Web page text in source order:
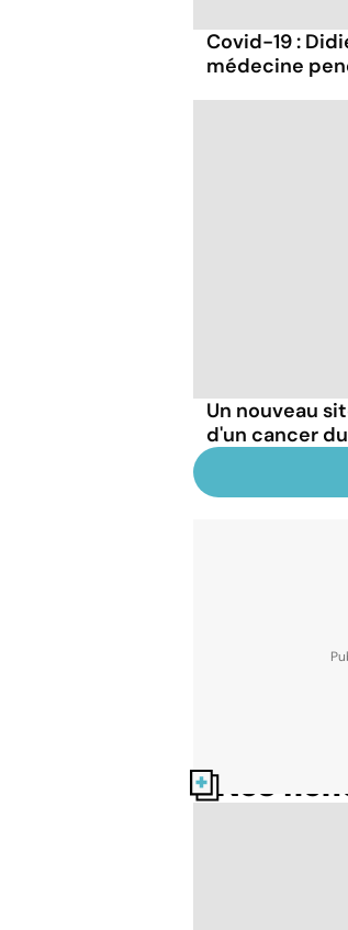
Covid-19 :
médecine
Un nouveau
d'un cancer
Nos